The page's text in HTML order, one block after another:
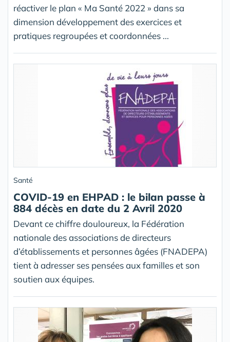
réactiver le plan « Ma Santé 2022 » dans sa
dimension développement des exercices et
pratiques regroupées et coordonnées ...
Santé
COVID-19 en EHPAD : le bilan passe à
884 décès en date du 2 Avril 2020
Devant ce chiffre douloureux, la Fédération
nationale des associations de directeurs
d’établissements et personnes âgées (FNADEPA)
tient à adresser ses pensées aux familles et son
soutien aux équipes.